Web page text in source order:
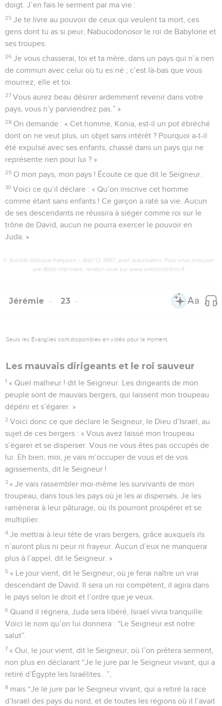
doigt. J’en fais le serment par ma vie :
25 Je te livre au pouvoir de ceux qui veulent ta mort, ces
gens dont tu as si peur, Nabucodonosor le roi de Babylone et
ses troupes.
26 Je vous chasserai, toi et ta mère, dans un pays qui n’a rien
de commun avec celui où tu es né ; c’est là-bas que vous
mourrez, elle et toi.
27 Vous aurez beau désirer ardemment revenir dans votre
pays, vous n’y parviendrez pas.” »
28 On demande : « Cet homme, Konia, est-il un pot ébréché
dont on ne veut plus, un objet sans intérêt ? Pourquoi a-t-il
été expulsé avec ses enfants, chassé dans un pays qui ne
représente rien pour lui ? »
29 O mon pays, mon pays ! Écoute ce que dit le Seigneur.
30 Voici ce qu’il déclare : « Qu’on inscrive cet homme
comme étant sans enfants ! Ce garçon a raté sa vie. Aucun
de ses descendants ne réussira à siéger comme roi sur le
trône de David, aucun ne pourra exercer le pouvoir en
Juda. »
© Société biblique française – Bibli’O, 1997, avec autorisation. Pour vous procurer
une Bible imprimée, rendez-vous sur www.editionsbiblio.fr
Jérémie 23
Seuls les Évangiles sont disponibles en vidéo pour le moment.
Les mauvais dirigeants et le roi sauveur
1 « Quel malheur ! dit le Seigneur. Les dirigeants de mon
peuple sont de mauvais bergers, qui laissent mon troupeau
dépérir et s’égarer. »
2 Voici donc ce que déclare le Seigneur, le Dieu d’Israël, au
sujet de ces bergers : « Vous avez laissé mon troupeau
s’égarer et se disperser. Vous ne vous êtes pas occupés de
lui. Eh bien, moi, je vais m’occuper de vous et de vos
agissements, dit le Seigneur !
3 « Je vais rassembler moi-même les survivants de mon
troupeau, dans tous les pays où je les ai dispersés. Je les
ramènerai à leur pâturage, où ils pourront prospérer et se
multiplier.
4 Je mettrai à leur tête de vrais bergers, grâce auxquels ils
n’auront plus ni peur ni frayeur. Aucun d’eux ne manquera
plus à l’appel, dit le Seigneur. »
5 « Le jour vient, dit le Seigneur, où je ferai naître un vrai
descendant de David. Il sera un roi compétent, il agira dans
le pays selon le droit et l’ordre que je veux.
6 Quand il régnera, Juda sera libéré, Israël vivra tranquille.
Voici le nom qu’on lui donnera : “Le Seigneur est notre
salut”.
7 « Oui, le jour vient, dit le Seigneur, où l’on prêtera serment,
non plus en déclarant “Je le jure par le Seigneur vivant, qui a
retiré d’Égypte les Israélites...”,
8 mais “Je le jure par le Seigneur vivant, qui a retiré la race
d’Israël des pays du nord, et de toutes les régions où il l’avait